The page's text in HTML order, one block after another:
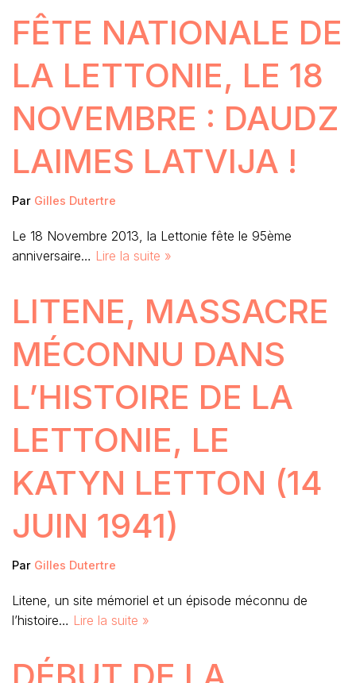
FÊTE NATIONALE DE
LA LETTONIE, LE 18
NOVEMBRE : DAUDZ
LAIMES LATVIJA !
Par Gilles Dutertre
Le 18 Novembre 2013, la Lettonie fête le 95ème
anniversaire… Lire la suite »
LITENE, MASSACRE
MÉCONNU DANS
L’HISTOIRE DE LA
LETTONIE, LE
KATYN LETTON (14
JUIN 1941)
Par Gilles Dutertre
Litene, un site mémoriel et un épisode méconnu de
l’histoire… Lire la suite »